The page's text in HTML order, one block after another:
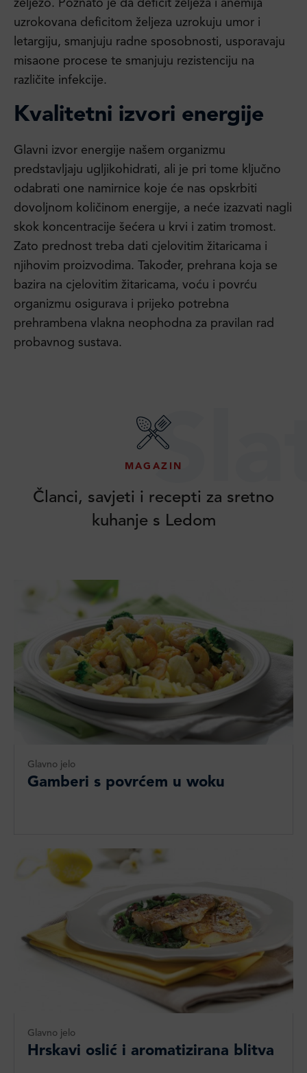
željezo. Poznato je da deficit željeza i anemija
uzrokovana deficitom željeza uzrokuju umor i
letargiju, smanjuju radne sposobnosti, usporavaju
misaone procese te smanjuju rezistenciju na
različite infekcije.
Kvalitetni izvori energije
Glavni izvor energije našem organizmu
predstavljaju ugljikohidrati, ali je pri tome ključno
odabrati one namirnice koje će nas opskrbiti
dovoljnom količinom energije, a neće izazvati nagli
skok koncentracije šećera u krvi i zatim tromost.
Zato prednost treba dati cjelovitim žitaricama i
njihovim proizvodima. Također, prehrana koja se
bazira na cjelovitim žitaricama, voću i povrću
organizmu osigurava i prijeko potrebna
prehrambena vlakna neophodna za pravilan rad
probavnog sustava.
MAGAZIN
Članci, savjeti i recepti za sretno
kuhanje s Ledom
Glavno jelo
Gamberi s povrćem u woku
Glavno jelo
Hrskavi oslić i aromatizirana blitva